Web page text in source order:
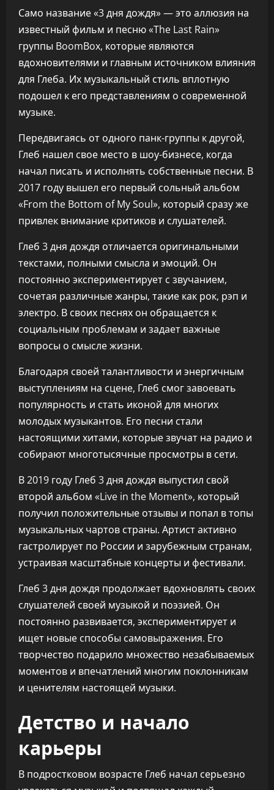
Само название «3 дня дождя» — это аллюзия на
известный фильм и песню «The Last Rain»
группы BoomBox, которые являются
вдохновителями и главным источником влияния
для Глеба. Их музыкальный стиль вплотную
подошел к его представлениям о современной
музыке.
Передвигаясь от одного панк-группы к другой,
Глеб нашел свое место в шоу-бизнесе, когда
начал писать и исполнять собственные песни. В
2017 году вышел его первый сольный альбом
«From the Bottom of My Soul», который сразу же
привлек внимание критиков и слушателей.
Глеб 3 дня дождя отличается оригинальными
текстами, полными смысла и эмоций. Он
постоянно экспериментирует с звучанием,
сочетая различные жанры, такие как рок, рэп и
электро. В своих песнях он обращается к
социальным проблемам и задает важные
вопросы о смысле жизни.
Благодаря своей талантливости и энергичным
выступлениям на сцене, Глеб смог завоевать
популярность и стать иконой для многих
молодых музыкантов. Его песни стали
настоящими хитами, которые звучат на радио и
собирают многотысячные просмотры в сети.
В 2019 году Глеб 3 дня дождя выпустил свой
второй альбом «Live in the Moment», который
получил положительные отзывы и попал в топы
музыкальных чартов страны. Артист активно
гастролирует по России и зарубежным странам,
устраивая масштабные концерты и фестивали.
Глеб 3 дня дождя продолжает вдохновлять своих
слушателей своей музыкой и поэзией. Он
постоянно развивается, экспериментирует и
ищет новые способы самовыражения. Его
творчество подарило множество незабываемых
моментов и впечатлений многим поклонникам
и ценителям настоящей музыки.
Детство и начало
карьеры
В подростковом возрасте Глеб начал серьезно